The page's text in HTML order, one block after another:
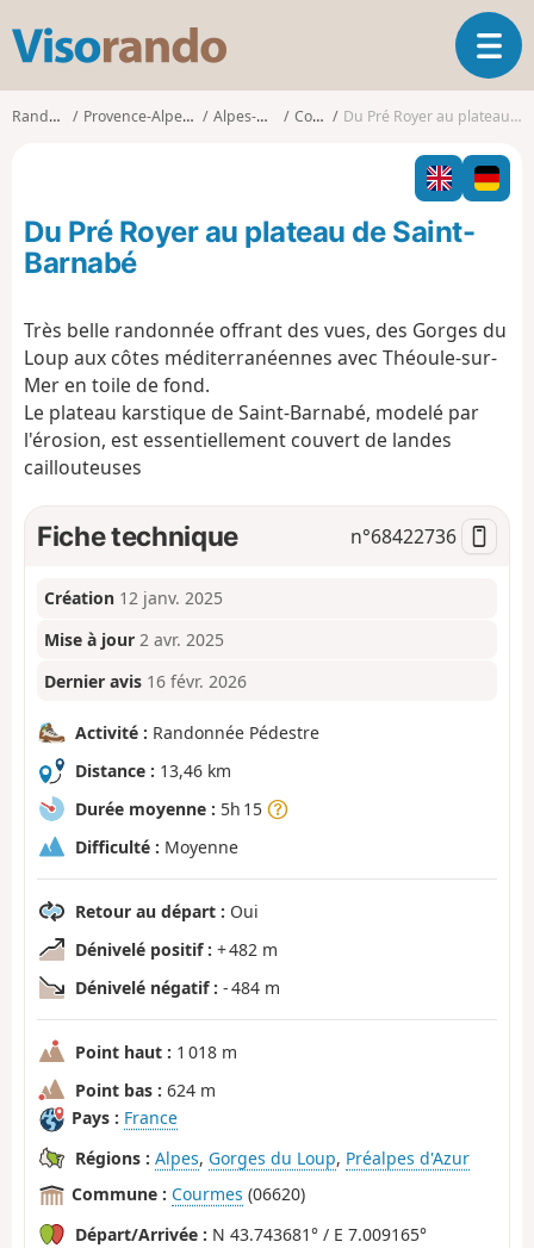
s
o
o
O
u
i
r
l
i
g
Randonnées Provence-Alpes-Côte d'Azur Alpes-Maritimes Courmes Du Pré Royer au plateau de Saint-Barnabé
Du Pré Royer au plateau de Saint-
Barnabé
Très belle randonnée offrant des vues, des Gorges du
Loup aux côtes méditerranéennes avec Théoule-sur-
Mer en toile de fond.
Le plateau karstique de Saint-Barnabé, modelé par
l'érosion, est essentiellement couvert de landes
caillouteuses
Fiche technique n°68422736
Création 12 janv. 2025
Mise à jour 2 avr. 2025
Dernier avis 16 févr. 2026
Activité : Randonnée Pédestre
Distance : 13,46 km
Durée moyenne : 5h 15
Difficulté : Moyenne
Retour au départ : Oui
Dénivelé positif : + 482 m
Dénivelé négatif : - 484 m
Point haut : 1 018 m
Point bas : 624 m
Pays : France
Régions : Alpes, Gorges du Loup, Préalpes d'Azur
Commune : Courmes (06620)
Départ/Arrivée : N 43.743681° / E 7.009165°